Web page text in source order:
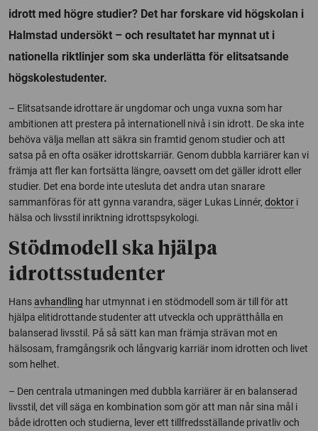
idrott med högre studier? Det har forskare vid högskolan i
Halmstad undersökt – och resultatet har mynnat ut i
nationella riktlinjer som ska underlätta för elitsatsande
högskolestudenter.
– Elitsatsande idrottare är ungdomar och unga vuxna som har
ambitionen att prestera på internationell nivå i sin idrott. De ska inte
behöva välja mellan att säkra sin framtid genom studier och att
satsa på en ofta osäker idrottskarriär. Genom dubbla karriärer kan vi
främja att fler kan fortsätta längre, oavsett om det gäller idrott eller
studier. Det ena borde inte utesluta det andra utan snarare
sammanföras för att gynna varandra, säger Lukas Linnér, doktor i
hälsa och livsstil inriktning idrottspsykologi.
Stödmodell ska hjälpa
idrottsstudenter
Hansavhandling har utmynnat i en stödmodell som är till för att
hjälpa elitidrottande studenter att utveckla och upprätthålla en
balanserad livsstil. På så sätt kan man främja strävan mot en
hälsosam, framgångsrik och långvarig karriär inom idrotten och livet
som helhet.
– Den centrala utmaningen med dubbla karriärer är en balanserad
livsstil, det vill säga en kombination som gör att man når sina mål i
både idrotten och studierna, lever ett tillfredsställande privatliv och